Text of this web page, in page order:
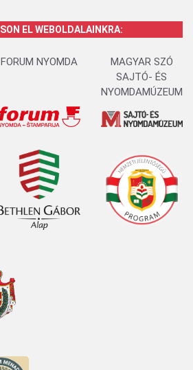
EL WEBOLDALAINKRA:
FORUM NYOMDA
MAGYAR SZÓ
SAJTÓ- ÉS
NYOMDAMÚZEUM